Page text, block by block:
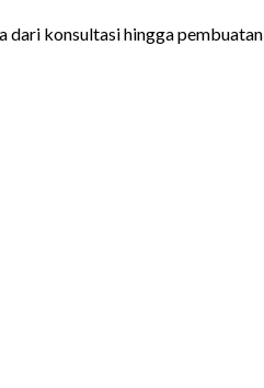
dari konsultasi hingga pembuatan